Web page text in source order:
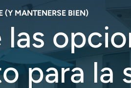
(Y MANTENERSE BIEN)
las
para la